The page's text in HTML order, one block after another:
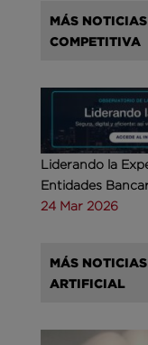
MÁS
COMPETITIVA
Liderando la
Entidades
24 Mar 2026
MÁS
ARTIFICIAL